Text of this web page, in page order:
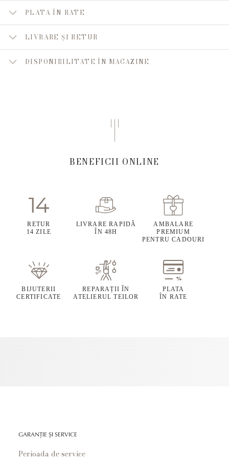
PLATA ÎN RATE
LIVRARE ȘI RETUR
DISPONIBILITATE ÎN MAGAZINE
BENEFICII ONLINE
RETUR
14 ZILE
LIVRARE RAPIDĂ
ÎN 48H
AMBALARE
PREMIUM
PENTRU CADOURI
BIJUTERII
CERTIFICATE
REPARAȚII ÎN
ATELIERUL TEILOR
PLATA
ÎN RATE
GARANȚIE ȘI SERVICE
Perioada de service